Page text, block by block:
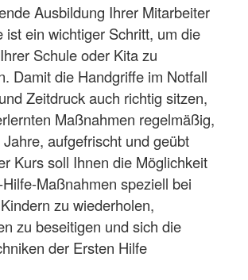
Ausbildung Ihrer Mitarbeiter
ist ein wichtiger Schritt, um die
Schule oder Kita zu
Damit die Handgriffe im Notfall
Zeitdruck auch richtig sitzen,
Maßnahmen regelmäßig,
aufgefrischt und geübt
Kurs soll Ihnen die Möglichkeit
Maßnahmen speziell bei
zu wiederholen,
zu beseitigen und sich die
der Ersten Hilfe